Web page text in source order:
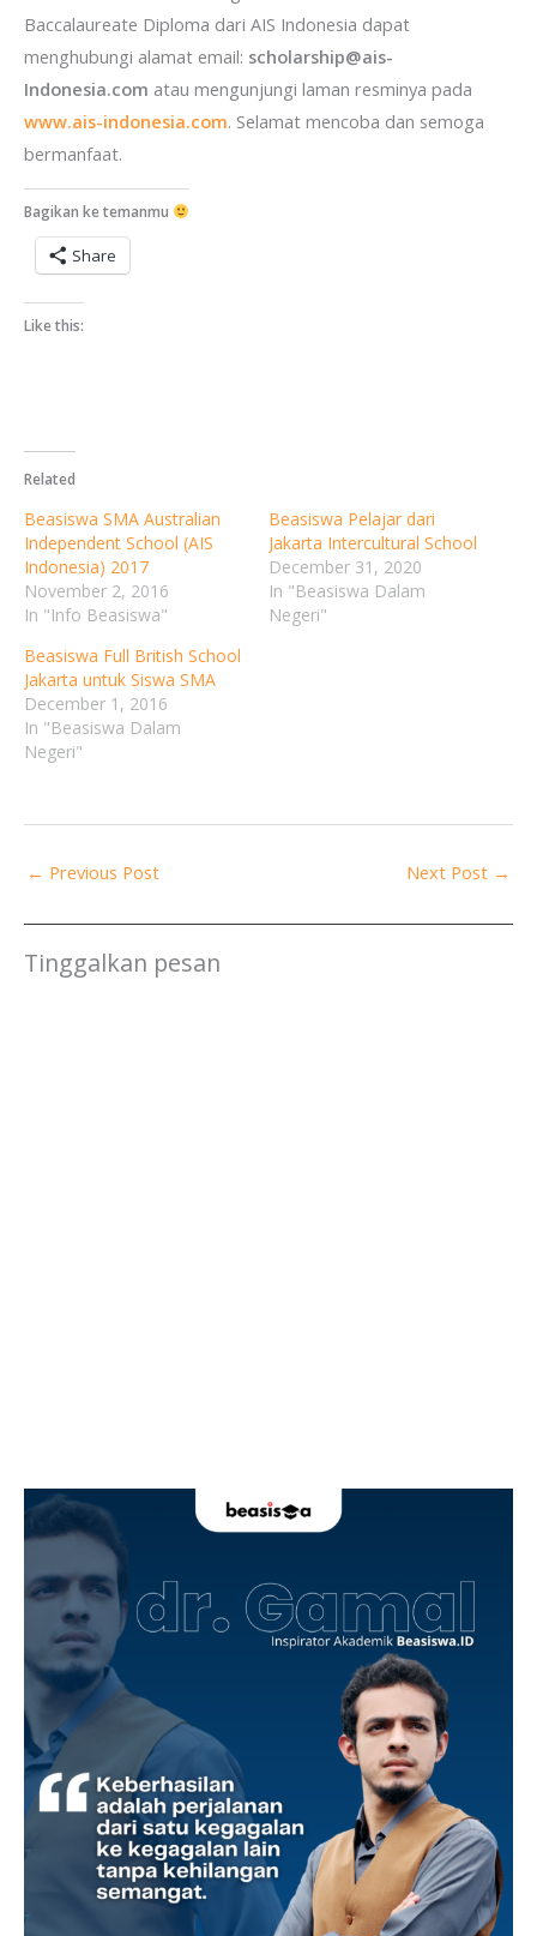
Baccalaureate Diploma dari AIS Indonesia dapat
menghubungi alamat email: scholarship@ais-
Indonesia.com atau mengunjungi laman resminya pada
www.ais-indonesia.com. Selamat mencoba dan semoga
bermanfaat.
Bagikan ke temanmu
Share
Like this:
Related
Beasiswa SMA Australian
Independent School (AIS
Indonesia) 2017
November 2, 2016
In "Info Beasiswa"
Beasiswa Pelajar dari
Jakarta Intercultural School
December 31, 2020
In "Beasiswa Dalam
Negeri"
Beasiswa Full British School
Jakarta untuk Siswa SMA
December 1, 2016
In "Beasiswa Dalam
Negeri"
← Previous Post Next Post →
Tinggalkan pesan
dapat info terkini seputar beasiswa dalam dan
negeri langsung dari emailmu? Isi nama dan email di